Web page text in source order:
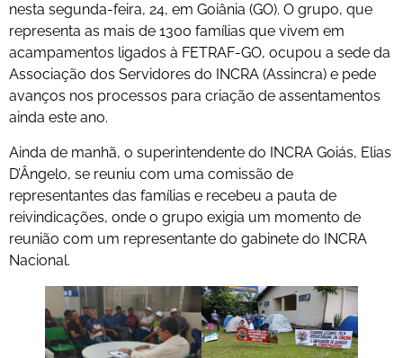
nesta segunda-feira, 24, em Goiânia (GO). O grupo, que
representa as mais de 1300 famílias que vivem em
acampamentos ligados à FETRAF-GO, ocupou a sede da
Associação dos Servidores do INCRA (Assincra) e pede
avanços nos processos para criação de assentamentos
ainda este ano.
Ainda de manhã, o superintendente do INCRA Goiás, Elias
D’Ângelo, se reuniu com uma comissão de
representantes das famílias e recebeu a pauta de
reivindicações, onde o grupo exigia um momento de
reunião com um representante do gabinete do INCRA
Nacional.